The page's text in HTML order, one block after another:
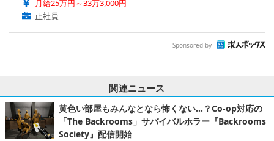
月給25万円～33万3,000円
正社員
Sponsored by
関連ニュース
黄色い部屋もみんなとなら怖くない…？Co-op対応の
「The Backrooms」サバイバルホラー『Backrooms
Society』配信開始